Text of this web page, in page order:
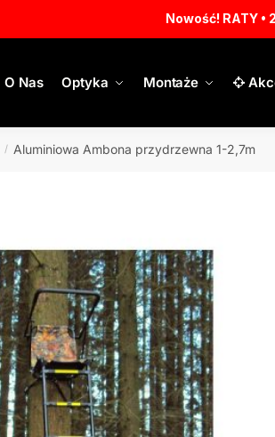
Nowość! RATY •
O Nas Optyka Montaże
/ Aluminiowa Ambona przydrzewna 1-2,7m